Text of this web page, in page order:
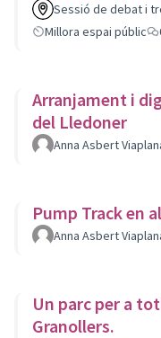
Sessió de debat i
Millora espai públic
Arranjament i
del Lledoner
Anna Asbert
Pump Track en
Anna Asbert
Un parc per a
Granollers.